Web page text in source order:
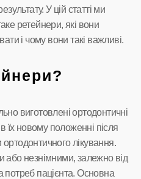
У цій статті ми
ретейнери, які вони
і чому вони такі важливі.
виготовлені ортодонтичні
їх новому положенні після
лікування.
або незнімними, залежно від
потреб пацієнта. Основна